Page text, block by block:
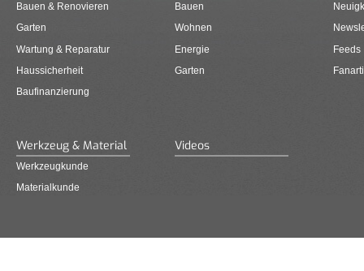
Bauen & Renovieren
Garten
Wartung & Reparatur
Haussicherheit
Baufinanzierung
Bauen
Wohnen
Energie
Garten
Feeds
Werkzeug & Material
Werkzeugkunde
Materialkunde
Videos